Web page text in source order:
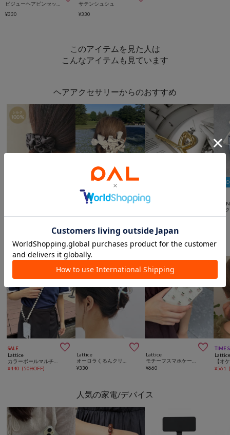
ビジューヘアピンセット(2P)
¥330
サテンシュシュ
¥330
このアイテムを見た人は
こんなアイテムも見ています
ヘアアクセサリーからのおすすめ
¥440
WEB限定 
Lattice
¥660
Lattice
¥330
5％
シル
¥330
Latticeからのおすすめ
SALE 
Lattice
¥440 (50%OFF)

Lattice
¥330

Lattice
¥660
TIME
¥561
人気の家電/デバイス